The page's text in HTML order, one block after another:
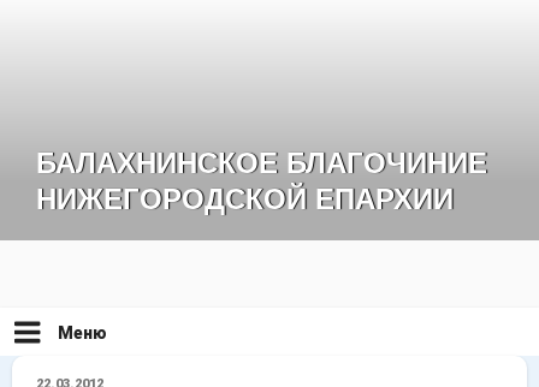
БАЛАХНИНСКОЕ БЛАГОЧИНИЕ
НИЖЕГОРОДСКОЙ ЕПАРХИИ
Меню
ОПУБЛИКОВАНО